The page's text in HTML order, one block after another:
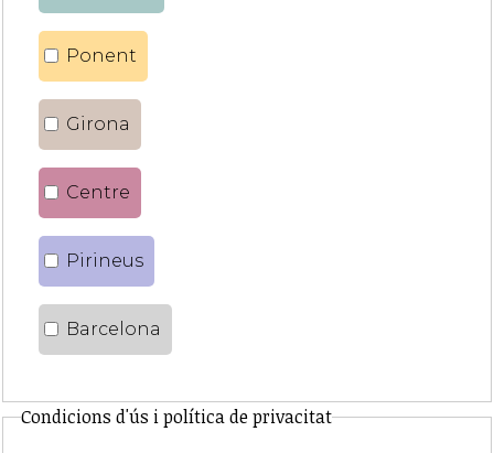
Ponent
Girona
Centre
Pirineus
Barcelona
Condicions d'ús i política de privacitat